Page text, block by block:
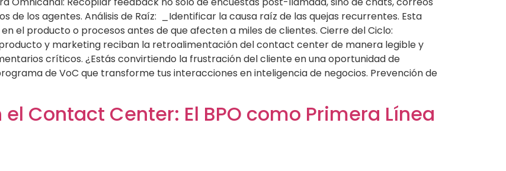
de los agentes. Análisis de Raíz: _Identificar la causa raíz de las quejas recurrentes. Esta
el producto o procesos antes de que afecten a miles de clientes. Cierre del Ciclo:
y marketing reciban la retroalimentación del contact center de manera legible y
críticos. ¿Estás convirtiendo la frustración del cliente en una oportunidad de
de VoC que transforme tus interacciones en inteligencia de negocios. Prevención de
Contact Center: El BPO como Primera Línea